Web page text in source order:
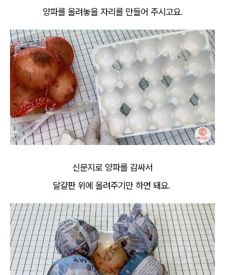
양파를 올려놓을 자리를 만들어 주시고요.
신문지로 양파를 감싸서
달걀판 위에 올려주기만 하면 돼요.